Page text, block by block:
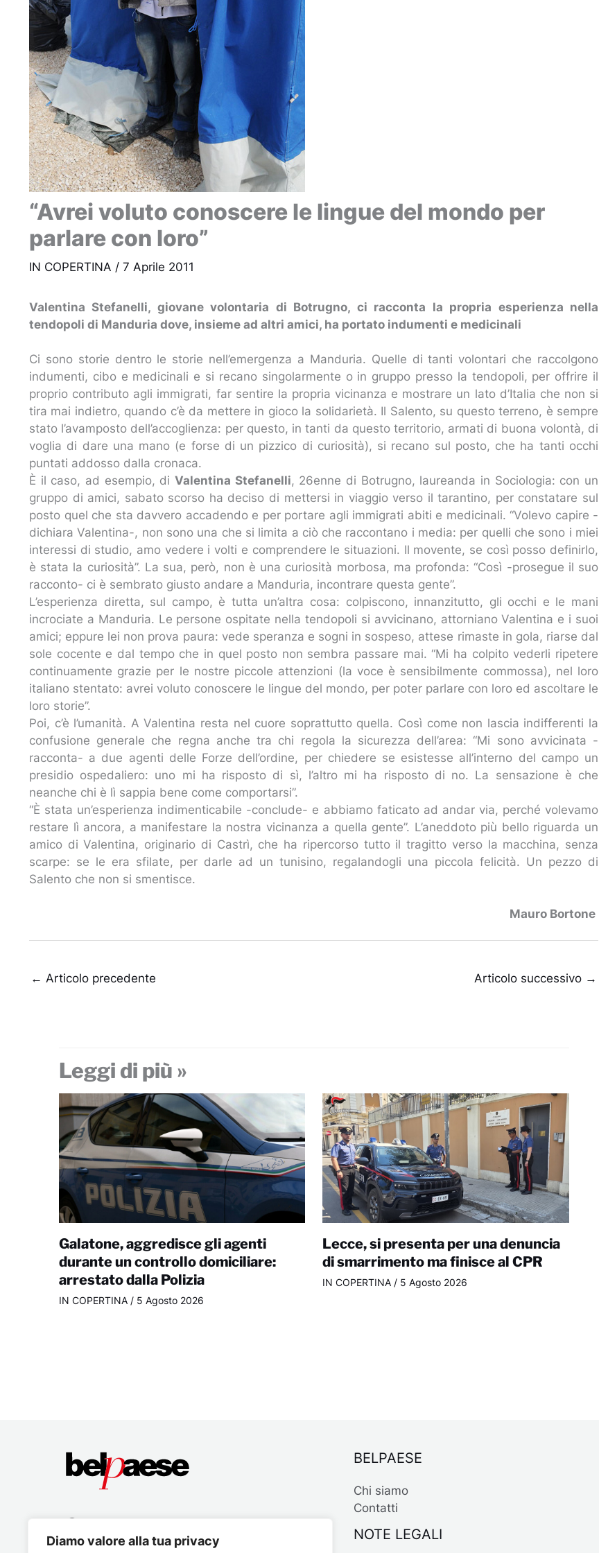
Diamo valore alla tua privacy
“Avrei voluto conoscere le lingue del mondo per
parlare con loro”
IN COPERTINA / 7 Aprile 2011
Valentina Stefanelli, giovane volontaria di Botrugno, ci racconta la propria esperienza nella
tendopoli di Manduria dove, insieme ad altri amici, ha portato indumenti e medicinali
Ci sono storie dentro le storie nell’emergenza a Manduria. Quelle di tanti volontari che raccolgono
indumenti, cibo e medicinali e si recano singolarmente o in gruppo presso la tendopoli, per offrire il
proprio contributo agli immigrati, far sentire la propria vicinanza e mostrare un lato d’Italia che non si
tira mai indietro, quando c’è da mettere in gioco la solidarietà. Il Salento, su questo terreno, è sempre
stato l’avamposto dell’accoglienza: per questo, in tanti da questo territorio, armati di buona volontà, di
voglia di dare una mano (e forse di un pizzico di curiosità), si recano sul posto, che ha tanti occhi
puntati addosso dalla cronaca.
È il caso, ad esempio, di Valentina Stefanelli, 26enne di Botrugno, laureanda in Sociologia: con un
gruppo di amici, sabato scorso ha deciso di mettersi in viaggio verso il tarantino, per constatare sul
posto quel che sta davvero accadendo e per portare agli immigrati abiti e medicinali. “Volevo capire -
dichiara Valentina-, non sono una che si limita a ciò che raccontano i media: per quelli che sono i miei
interessi di studio, amo vedere i volti e comprendere le situazioni. Il movente, se così posso definirlo,
è stata la curiosità”. La sua, però, non è una curiosità morbosa, ma profonda: “Così -prosegue il suo
racconto- ci è sembrato giusto andare a Manduria, incontrare questa gente”.
L’esperienza diretta, sul campo, è tutta un’altra cosa: colpiscono, innanzitutto, gli occhi e le mani
incrociate a Manduria. Le persone ospitate nella tendopoli si avvicinano, attorniano Valentina e i suoi
amici; eppure lei non prova paura: vede speranza e sogni in sospeso, attese rimaste in gola, riarse dal
sole cocente e dal tempo che in quel posto non sembra passare mai. “Mi ha colpito vederli ripetere
continuamente grazie per le nostre piccole attenzioni (la voce è sensibilmente commossa), nel loro
italiano stentato: avrei voluto conoscere le lingue del mondo, per poter parlare con loro ed ascoltare le
loro storie”.
Poi, c’è l’umanità. A Valentina resta nel cuore soprattutto quella. Così come non lascia indifferenti la
confusione generale che regna anche tra chi regola la sicurezza dell’area: “Mi sono avvicinata -
racconta- a due agenti delle Forze dell’ordine, per chiedere se esistesse all’interno del campo un
presidio ospedaliero: uno mi ha risposto di sì, l’altro mi ha risposto di no. La sensazione è che
neanche chi è lì sappia bene come comportarsi”.
“È stata un’esperienza indimenticabile -conclude- e abbiamo faticato ad andar via, perché volevamo
restare lì ancora, a manifestare la nostra vicinanza a quella gente”. L’aneddoto più bello riguarda un
amico di Valentina, originario di Castrì, che ha ripercorso tutto il tragitto verso la macchina, senza
scarpe: se le era sfilate, per darle ad un tunisino, regalandogli una piccola felicità. Un pezzo di
Salento che non si smentisce.
Mauro Bortone
← Articolo precedente Articolo successivo →
Leggi di più »
Galatone, aggredisce gli agenti
durante un controllo domiciliare:
arrestato dalla Polizia
IN COPERTINA/ 5 Agosto 2026
Lecce, si presenta per una denuncia
di smarrimento ma finisce al CPR
IN COPERTINA / 5 Agosto 2026
BELPAESE
Chi siamo
Contatti
NOTE LEGALI